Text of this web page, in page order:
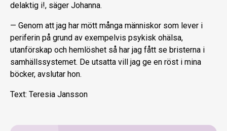
delaktig i!, säger Johanna.
— Genom att jag har mött många människor som lever i
periferin på grund av exempelvis psykisk ohälsa,
utanförskap och hemlöshet så har jag fått se bristerna i
samhällssystemet. De utsatta vill jag ge en röst i mina
böcker, avslutar hon.
Text: Teresia Jansson